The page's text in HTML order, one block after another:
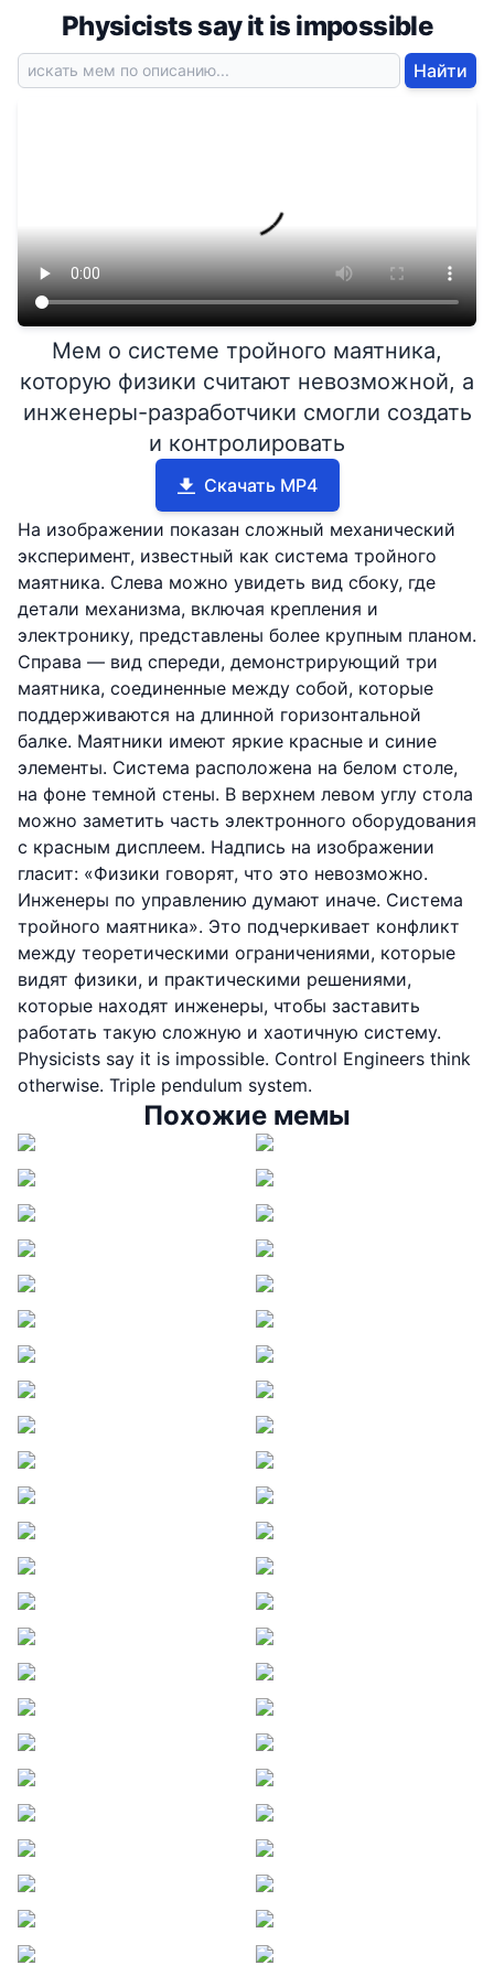
Physicists say it is impossible
Найти
Мем о системе тройного маятника,
которую физики считают невозможной, а
инженеры-разработчики смогли создать
и контролировать
Скачать MP4
На изображении показан сложный механический
эксперимент, известный как система тройного
маятника. Слева можно увидеть вид сбоку, где
детали механизма, включая крепления и
электронику, представлены более крупным планом.
Справа — вид спереди, демонстрирующий три
маятника, соединенные между собой, которые
поддерживаются на длинной горизонтальной
балке. Маятники имеют яркие красные и синие
элементы. Система расположена на белом столе,
на фоне темной стены. В верхнем левом углу стола
можно заметить часть электронного оборудования
с красным дисплеем. Надпись на изображении
гласит: «Физики говорят, что это невозможно.
Инженеры по управлению думают иначе. Система
тройного маятника». Это подчеркивает конфликт
между теоретическими ограничениями, которые
видят физики, и практическими решениями,
которые находят инженеры, чтобы заставить
работать такую сложную и хаотичную систему.
Physicists say it is impossible. Control Engineers think
otherwise. Triple pendulum system.
Похожие мемы